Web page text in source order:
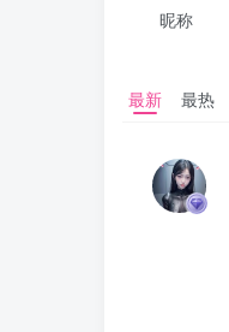
昵称
最新 最热